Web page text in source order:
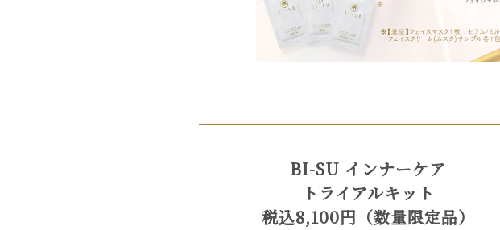
BI-SU インナーケア
トライアルキット
税込8,100円（数量限定品）